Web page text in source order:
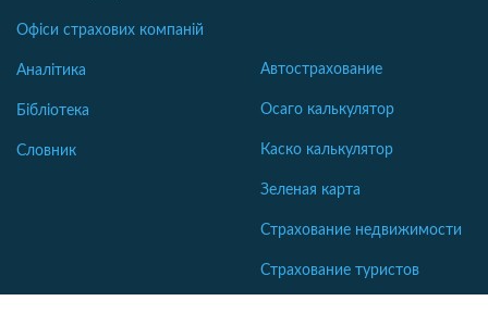
Офіси страхових компаній
Аналітика
Бібліотека
Словник
Автострахование
Осаго калькулятор
Каско калькулятор
Зеленая карта
Страхование недвижимости
Страхование туристов